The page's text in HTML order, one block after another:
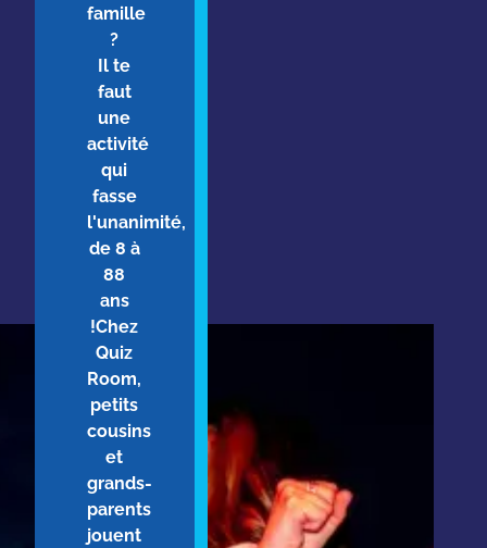
famille
?
Il te
faut
une
activité
qui
fasse
l'unanimité,
de 8 à
88
ans
!Chez
Quiz
Room,
petits
cousins
et
grands-
parents
jouent